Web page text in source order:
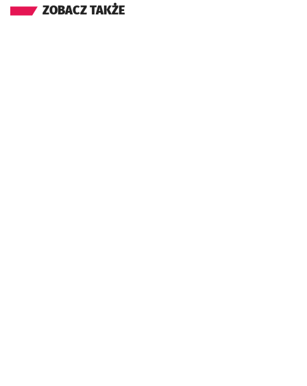
ZOBACZ TAKŻE